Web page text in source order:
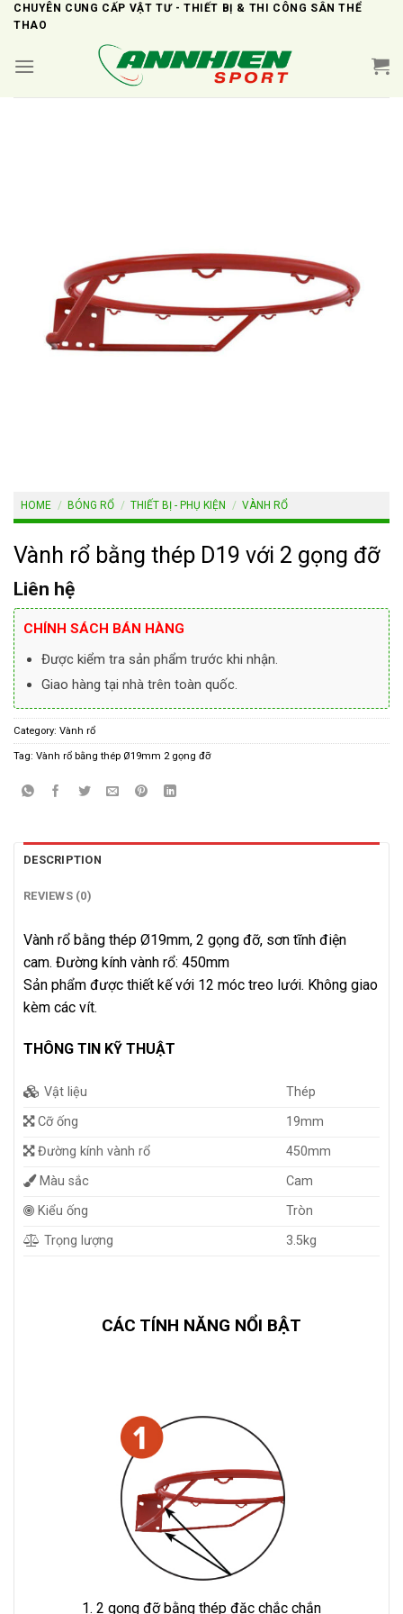
SkipCHUYÊN CUNG CẤP VẬT TƯ - THIẾT BỊ & THI CÔNG SÂN THỂ
THAO
HOME / BÓNG RỔ / THIẾT BỊ - PHỤ KIỆN / VÀNH RỔ
Vành rổ bằng thép D19 với 2 gọng đỡ
Liên hệ
CHÍNH SÁCH BÁN HÀNG
Được kiểm tra sản phẩm trước khi nhận.
Giao hàng tại nhà trên toàn quốc.
Category: Vành rổ
Tag: Vành rổ bằng thép Ø19mm 2 gọng đỡ
DESCRIPTION
REVIEWS (0)
Vành rổ bằng thép Ø19mm, 2 gọng đỡ, sơn tĩnh điện
cam. Đường kính vành rổ: 450mm
Sản phẩm được thiết kế với 12 móc treo lưới. Không giao
kèm các vít.
THÔNG TIN KỸ THUẬT
Vật liệu
Thép
Cỡ ống
19mm
Đường kính vành rổ
450mm
Màu sắc
Cam
Kiểu ống
Tròn
Trọng lượng
3.5kg
CÁC TÍNH NĂNG NỔI BẬT
1. 2 gọng đỡ bằng thép đặc chắc chắn